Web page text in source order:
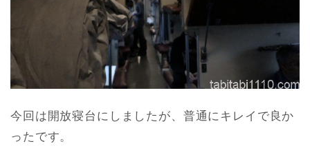
今回は開放寝台にしましたが、普通にキレイで良か
ったです。